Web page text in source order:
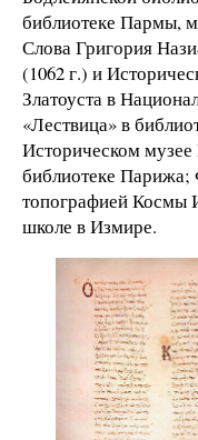
библиотеке Пармы,
Слова Григория
(1062 г.) и
Златоуста в
«Лествица» в
Историческом
библиотеке Парижа;
топографией Космы
школе в Измире.